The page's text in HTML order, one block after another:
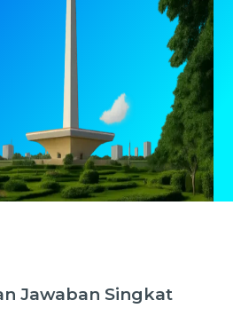
Jawaban Singkat